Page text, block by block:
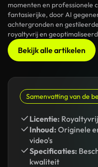
momenten en professionele
fantasierijke, door AI
achtergronden en
royaltyvrij en
Bekijk alle artikelen
Samenvatting van de
Licentie:
Inhoud: Originele
video's
Specificaties:
kwaliteit